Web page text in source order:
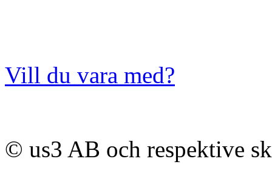
Vill du vara med?
© us3 AB och respektive